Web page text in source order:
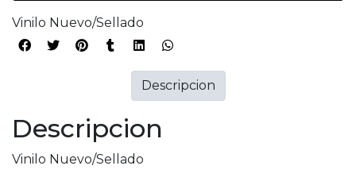
Vinilo Nuevo/Sellado
Descripcion
Vinilo Nuevo/Sellado
Descripcion